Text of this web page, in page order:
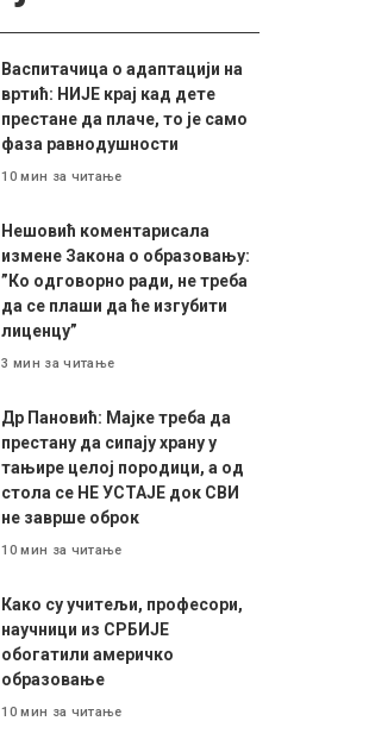
Васпитачица о адаптацији на
вртић: НИЈЕ крај кад дете
престане да плаче, то је само
фаза равнодушности
10 мин за читање
Нешовић коментарисала
измене Закона о образовању:
”Ко одговорно ради, не треба
да се плаши да ће изгубити
лиценцу”
3 мин за читање
Др Пановић: Мајке треба да
престану да сипају храну у
тањире целој породици, а од
стола се НЕ УСТАЈЕ док СВИ
не заврше оброк
10 мин за читање
Како су учитељи, професори,
научници из СРБИЈЕ
обогатили америчко
образовање
10 мин за читање